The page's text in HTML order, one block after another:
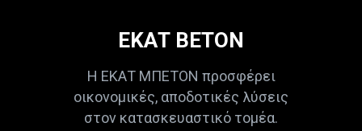
ΕΚΑΤ ΒΕΤΟΝ
Η ΕΚΑΤ ΜΠΕΤΟΝ προσφέρει
οικονομικές, αποδοτικές λύσεις
στον κατασκευαστικό τομέα.